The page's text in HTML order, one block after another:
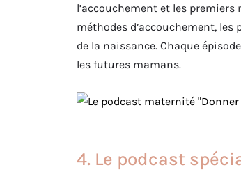
l’accouchement et les
méthodes d’accouchement,
de la naissance. Chaque
les futures mamans.
4. Le podcast